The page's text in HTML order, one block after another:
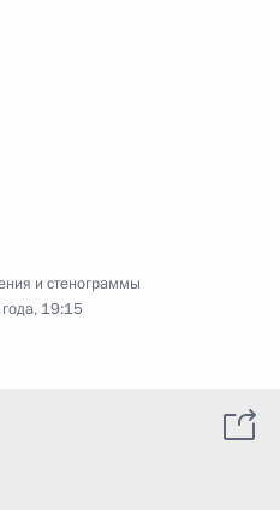
и стенограммы
19:15